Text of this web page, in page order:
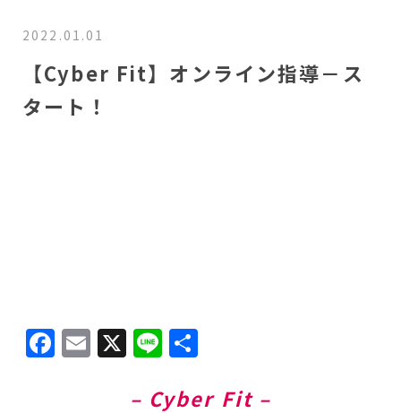
2022.01.01
【Cyber Fit】オンライン指導－ス
タート！
Facebook
Email
X Line
– Cyber Fit –